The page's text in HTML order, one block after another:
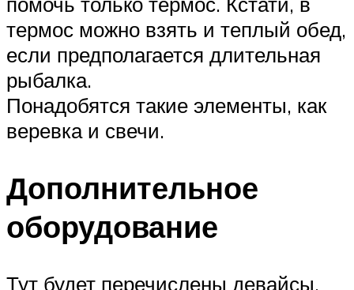
термос можно взять и теплый обед,
если предполагается длительная
рыбалка.
Понадобятся такие элементы, как
веревка и свечи.
Дополнительное
оборудование
Тут будет перечислены девайсы,